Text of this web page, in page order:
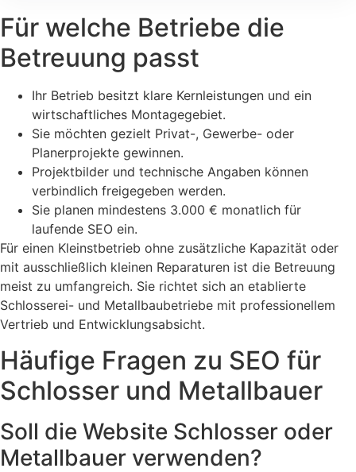
Für welche Betriebe die
Betreuung passt
Ihr Betrieb besitzt klare Kernleistungen und ein
wirtschaftliches Montagegebiet.
Sie möchten gezielt Privat-, Gewerbe- oder
Planerprojekte gewinnen.
Projektbilder und technische Angaben können
verbindlich freigegeben werden.
Sie planen mindestens 3.000 € monatlich für
laufende SEO ein.
Für einen Kleinstbetrieb ohne zusätzliche Kapazität oder
mit ausschließlich kleinen Reparaturen ist die Betreuung
meist zu umfangreich. Sie richtet sich an etablierte
Schlosserei- und Metallbaubetriebe mit professionellem
Vertrieb und Entwicklungsabsicht.
Häufige Fragen zu SEO für
Schlosser und Metallbauer
Soll die Website Schlosser oder
Metallbauer verwenden?